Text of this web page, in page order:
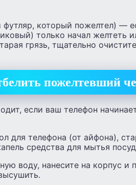
который пожелтел) —
только начал желтеть
грязь, тщательно
пожелтевший
если ваш телефон
для телефона (от айфона),
средства для мытья
воду, нанесите на корпус и